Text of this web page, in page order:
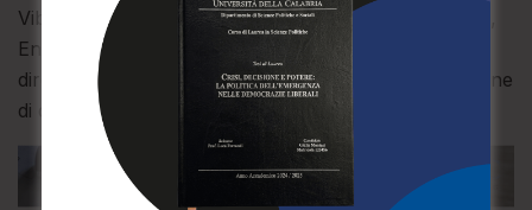
Vibo Valentia si propone. A spiegarlo neo presidente,
Enzo Natale, affiancato dagli altri componenti del
direttivo, nella sua prima uscita ufficiale dopo l’elezione
di qualche giorno fa.